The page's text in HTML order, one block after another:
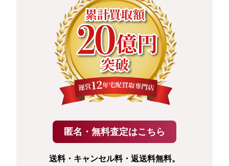
送料・キャンセル料・返送料無料。